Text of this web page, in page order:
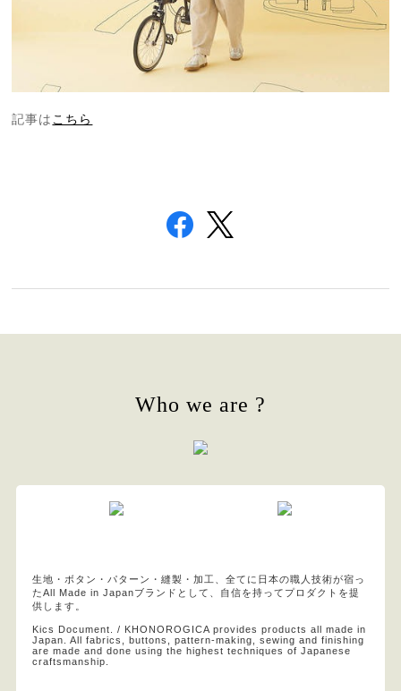
記事は こちら
Who we are ?
生地・ボタン・パターン・縫製・加工、全てに日本の職人技術が宿っ
たAll Made in Japanブランドとして、自信を持ってプロダクトを提
供します。
Kics Document. / KHONOROGICA provides products all made in
Japan. All fabrics, buttons, pattern-making, sewing and finishing
are made and done using the highest techniques of Japanese
craftsmanship.